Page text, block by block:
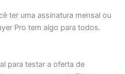
ter uma assinatura mensal ou
Pro tem algo para todos.
para testar a oferta de